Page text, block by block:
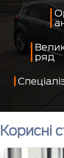
ряд
Корисні